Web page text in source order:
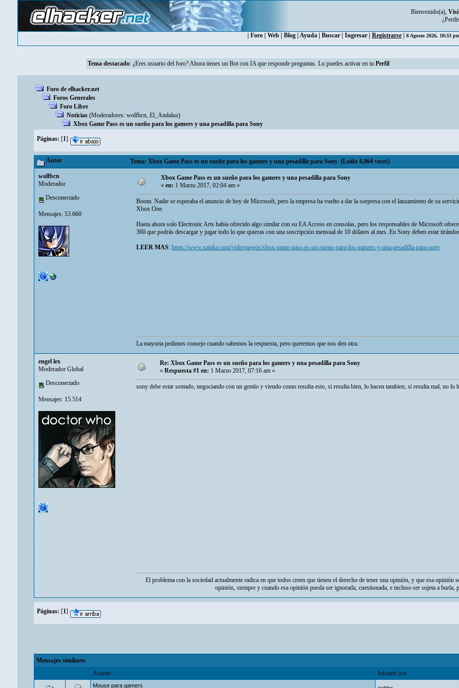
Bienvenido(a),
Foro Web Blog Ayuda Buscar Ingresar Registrarse 8 Agosto 2026, 18:33
Tema destacado: ¿Eres usuario del foro? Ahora tienes un Bot con IA que responde preguntas. Lo puedes activar en tu Perfil
Foro de elhacker.net
Foros Generales
Foro Libre
Noticias (Moderadores: wolfbcn, El_Andaluz)
Xbox Game Pass es un sueño para los gamers y una pesadilla para Sony
Páginas: [1]
Autor Tema: Xbox Game Pass es un sueño para los gamers y una pesadilla para Sony (Leído 4,064 veces)
wolfbcn
Moderador
Desconectado
Mensajes: 53.660
Xbox Game Pass es un sueño para los gamers y una pesadilla para Sony
«en:1 Marzo 2017, 02:04 am »
Boom. Nadie se esperaba el anuncio de hoy de Microsoft, pero la empresa ha vuelto a dar la sorpresa con el lanzamiento de su
Xbox One.
Hasta ahora solo Electronic Arts había ofrecido algo similar con su EA Access en consolas, pero los responsables de Microsoft
360 que podrás descargar y jugar todo lo que quieras con una suscripción mensual de 10 dólares al mes. En Sony deben estar
LEER MAS:https://www.xataka.com/videojuegos/xbox-game-pass-es-un-sueno-para-los-gamers-y-una-pesadilla-para-sony
La mayoria pedimos consejo cuando sabemos la respuesta, pero queremos que nos den otra.
engel lex
Moderador Global
Desconectado
Mensajes: 15.514
Re: Xbox Game Pass es un sueño para los gamers y una pesadilla para Sony
« Respuesta #1 en: 1 Marzo 2017, 07:16 am »
sony debe estar sentado, negociando con un gentío y viendo como resulta esto, si resulta bien, lo hacen tambien, si resulta mal, no lo
El problema con la sociedad actualmente radica en que todos creen que tienen el derecho de tener una opinión, y que esa
opinión, siempre y cuando esa opinión pueda ser ignorada, cuestionada, e incluso ser sujeta a burla,
Páginas: [1]
Mensajes similares
Asunto
Iniciado por
Mouse para gamers